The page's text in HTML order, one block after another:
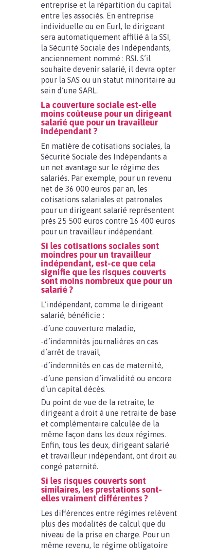
entreprise et la répartition du capital
entre les associés. En entreprise
individuelle ou en Eurl, le dirigeant
sera automatiquement affilié à la SSI,
la Sécurité Sociale des Indépendants,
anciennement nommé : RSI. S’il
souhaite devenir salarié, il devra opter
pour la SAS ou un statut minoritaire au
sein d’une SARL.
La couverture sociale est-elle
moins coûteuse pour un dirigeant
salarié que pour un travailleur
indépendant ?
En matière de cotisations sociales, la
Sécurité Sociale des Indépendants a
un net avantage sur le régime des
salariés. Par exemple, pour un revenu
net de 36 000 euros par an, les
cotisations salariales et patronales
pour un dirigeant salarié représentent
près 25 500 euros contre 16 400 euros
pour un travailleur indépendant.
Si les cotisations sociales sont
moindres pour un travailleur
indépendant, est-ce que cela
signifie que les risques couverts
sont moins nombreux que pour un
salarié ?
L’indépendant, comme le dirigeant
salarié, bénéficie :
-d’une couverture maladie,
-d’indemnités journalières en cas
d’arrêt de travail,
-d’indemnités en cas de maternité,
-d’une pension d’invalidité ou encore
d’un capital décès.
Du point de vue de la retraite, le
dirigeant a droit à une retraite de base
et complémentaire calculée de la
même façon dans les deux régimes.
Enfin, tous les deux, dirigeant salarié
et travailleur indépendant, ont droit au
congé paternité.
Si les risques couverts sont
similaires, les prestations sont-
elles vraiment différentes ?
Les différences entre régimes relèvent
plus des modalités de calcul que du
niveau de la prise en charge. Pour un
même revenu, le régime obligatoire